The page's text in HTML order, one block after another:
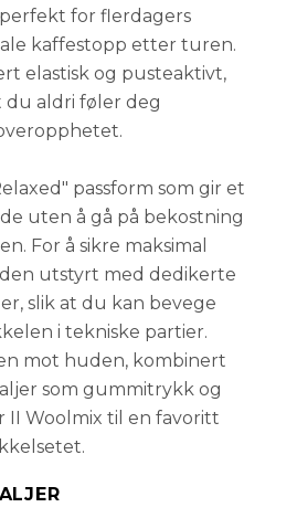
for flerdagers
kaffestopp etter turen.
elastisk og pusteaktivt,
du aldri føler deg
passform som gir et
uten å gå på bekostning
For å sikre maksimal
utstyrt med dedikerte
slik at du kan bevege
i tekniske partier.
mot huden, kombinert
som gummitrykk og
II Woolmix til en favoritt